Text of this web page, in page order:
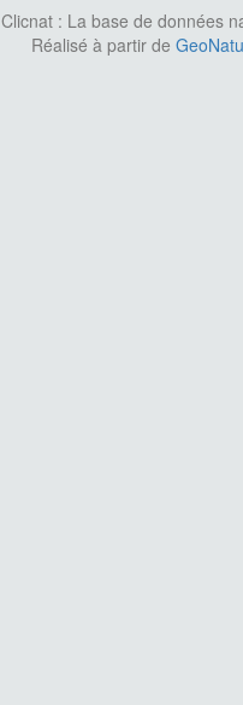
Clicnat : La base de données
Réalisé à partir de